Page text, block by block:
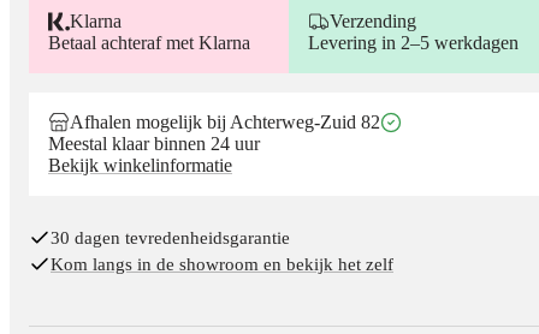
Klarna
Betaal achteraf met Klarna
Verzending
Levering in 2–5 werkdagen
Afhalen mogelijk bij Achterweg-Zuid 82
Meestal klaar binnen 24 uur
Bekijk winkelinformatie
30 dagen tevredenheidsgarantie
Kom langs in de showroom en bekijk het zelf